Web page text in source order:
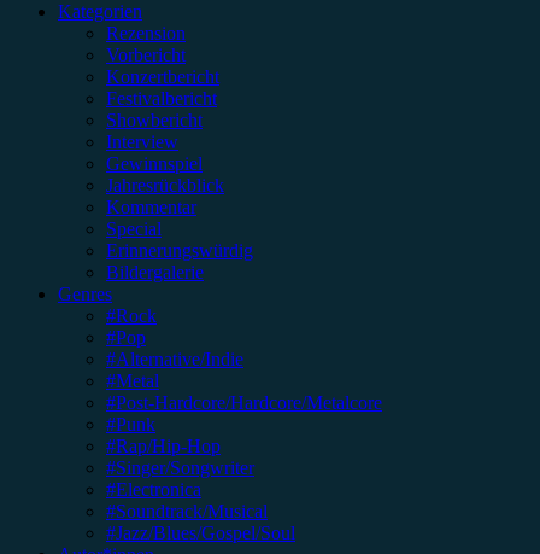
Kategorien
Rezension
Vorbericht
Konzertbericht
Festivalbericht
Showbericht
Interview
Gewinnspiel
Jahresrückblick
Kommentar
Special
Erinnerungswürdig
Bildergalerie
Genres
#Rock
#Pop
#Alternative/Indie
#Metal
#Post-Hardcore/Hardcore/Metalcore
#Punk
#Rap/Hip-Hop
#Singer/Songwriter
#Electronica
#Soundtrack/Musical
#Jazz/Blues/Gospel/Soul